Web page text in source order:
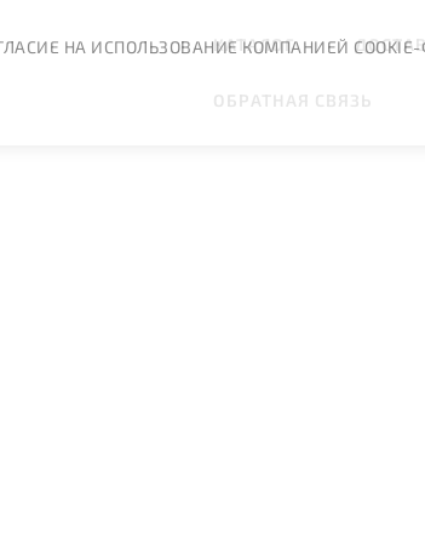
КАТАЛОГ
ОБРАТНАЯ СВЯЗЬ
НА ИСПОЛЬЗОВАНИЕ КОМПАНИЕЙ